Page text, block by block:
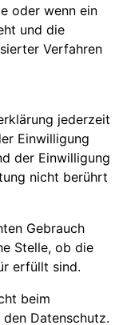
oder wenn ein
und die
Verfahren
jederzeit
Einwilligung
der Einwilligung
nicht berührt
Gebrauch
Stelle, ob die
erfüllt sind.
beim
Datenschutz.